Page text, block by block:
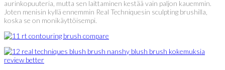
aurinkopuuteria, mutta sen laittaminen kestää vain paljon kauemmin.
Joten menisin kyllä ennemmin Real Techniquesin sculpting brushilla,
koska se on monikäyttöisempi.